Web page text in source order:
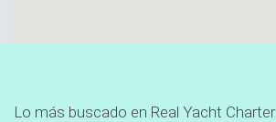
Lo más buscado en Real Yacht Charter